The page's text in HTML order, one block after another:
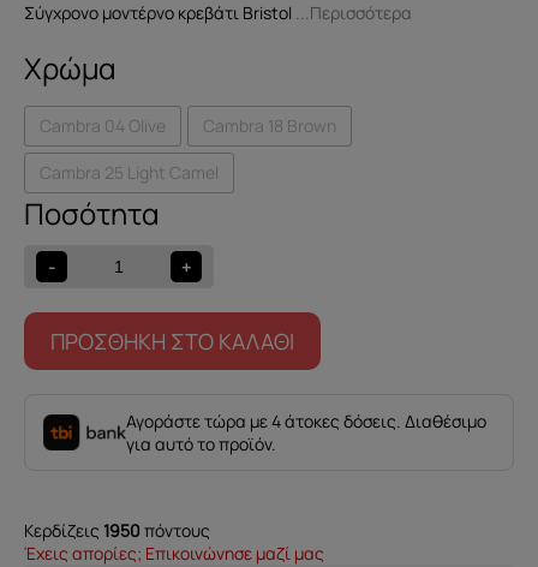
Σύγχρονο μοντέρνο κρεβάτι Bristol ...Περισσότερα
Χρώμα
Cambra 04 Olive Cambra 18 Brown
Cambra 25 Light Camel
-
Κρεβάτι
Bristol
90
στρώμα
Maximum
Plus
+
ΠΡΟΣΘΉΚΗ ΣΤΟ ΚΑΛΆΘΙ
Αγοράστε τώρα με 4 άτοκες δόσεις. Διαθέσιμο
για αυτό το προϊόν.
Κερδίζεις 1950 πόντους
Έχεις απορίες; Επικοινώνησε μαζί μας